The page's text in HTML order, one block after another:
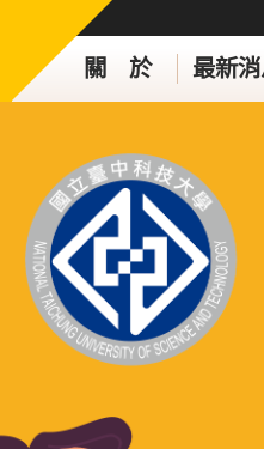
關 於 最新